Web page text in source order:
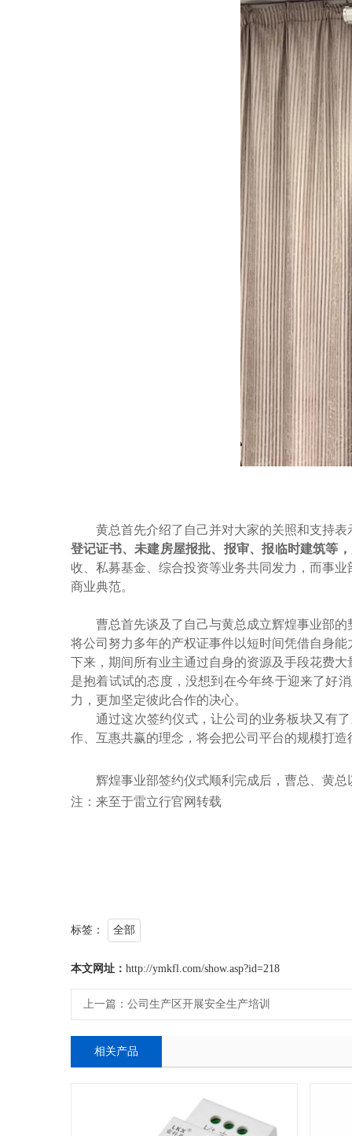
黄总首先介绍了自己并对大家的关照和支持
登记证书、未建房屋报批、报审、报临时建筑等
收、私募基金、综合投资等业务共同发力，而事
商业典范。
曹总首先谈及了自己与黄总成立辉煌事业部的
将公司努力多年的产权证事件以短时间凭借自身
下来，期间所有业主通过自身的资源及手段花费
是抱着试试的态度，没想到在今年终于迎来了好
力，更加坚定彼此合作的决心。
通过这次签约仪式，让公司的业务板块又有
作、互惠共赢的理念， 将会把公司平台的规模打造
辉煌事业部签约仪式顺利完成后，曹总、黄
注：来至于雷立行官网转载
标签： 全部
本文网址： http://ymkfl.com/show.asp?id=218
上一篇： 公司生产区开展安全生产培训
相关产品